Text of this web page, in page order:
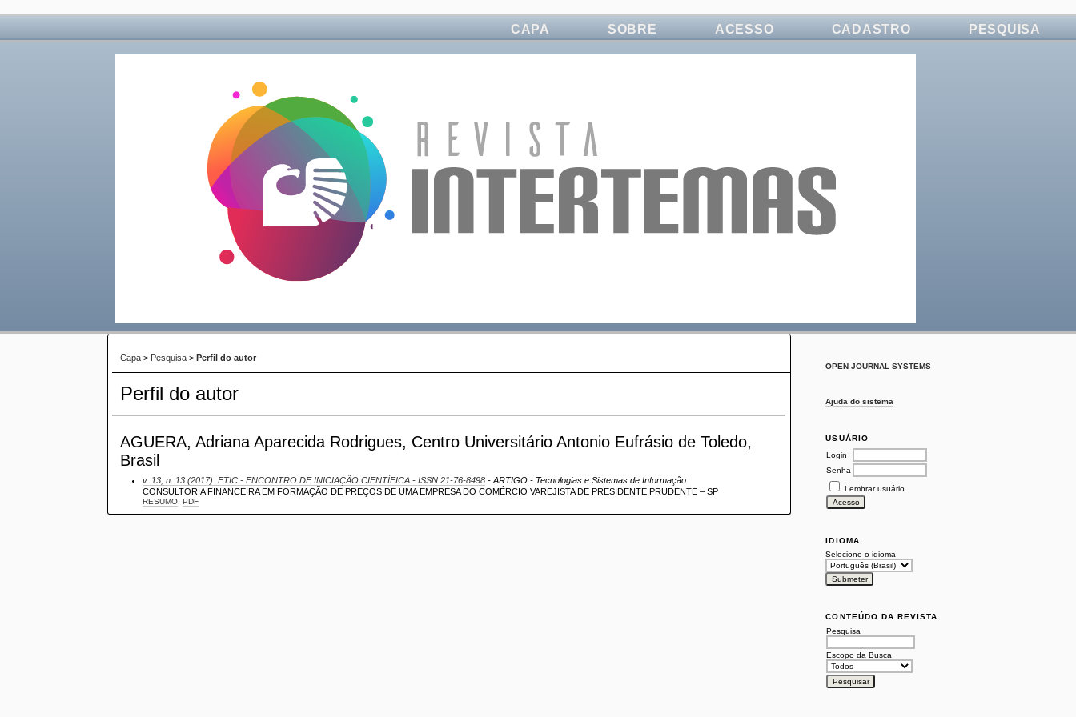
OPEN JOURNAL SYSTEMS
Ajuda do sistema
USUÁRIO
Login
Senha
Lembrar usuário
IDIOMA
Selecione o idioma
CONTEÚDO DA REVISTA
Pesquisa
Escopo da Busca
CAPA SOBRE ACESSO CADASTRO PESQUISA
Capa > Pesquisa >Perfil do autor
Perfil do autor
AGUERA, Adriana Aparecida Rodrigues, Centro Universitário Antonio Eufrásio de Toledo,
Brasil
v. 13, n. 13 (2017): ETIC - ENCONTRO DE INICIAÇÃO CIENTÍFICA - ISSN 21-76-8498 - ARTIGO - Tecnologias e Sistemas de Informação
CONSULTORIA FINANCEIRA EM FORMAÇÃO DE PREÇOS DE UMA EMPRESA DO COMÉRCIO VAREJISTA DE PRESIDENTE PRUDENTE – SP
RESUMO PDF